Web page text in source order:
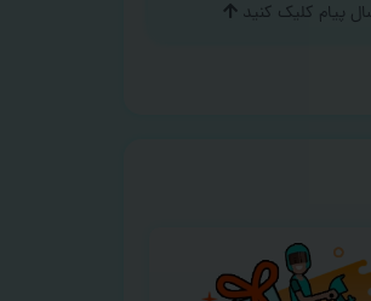
پیام کلیک کنید